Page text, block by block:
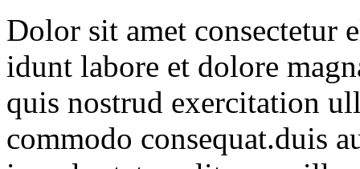
Dolor sit amet consectetur
idunt labore et dolore
quis nostrud exercitation
commodo consequat.duis